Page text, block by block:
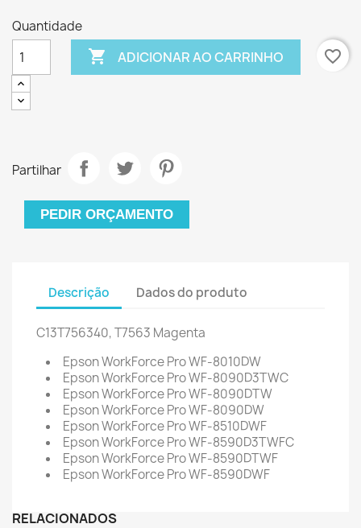
Quantidade
 ADICIONAR AO CARRINHO favorite_border
Partilhar
PEDIR ORÇAMENTO
Descrição Dados do produto
C13T756340, T7563 Magenta
Epson WorkForce Pro WF-8010DW
Epson WorkForce Pro WF-8090D3TWC
Epson WorkForce Pro WF-8090DTW
Epson WorkForce Pro WF-8090DW
Epson WorkForce Pro WF-8510DWF
Epson WorkForce Pro WF-8590D3TWFC
Epson WorkForce Pro WF-8590DTWF
Epson WorkForce Pro WF-8590DWF
RELACIONADOS